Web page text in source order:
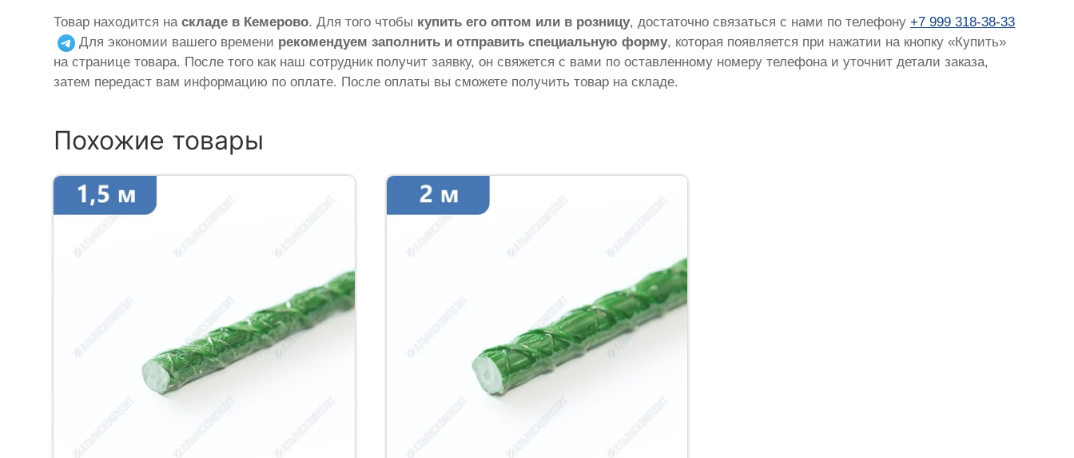
Товар находится наскладе в Кемерово. Для того чтобы купить его оптом или в розницу, достаточно связаться с нами по телефону+7 999 318-38-33
Для экономии вашего времени рекомендуем заполнить и отправить специальную форму, которая появляется при нажатии на кнопку «Купить»
на странице товара. После того как наш сотрудник получит заявку, он свяжется с вами по оставленному номеру телефона и уточнит детали заказа,
затем передаст вам информацию по оплате. После оплаты вы сможете получить товар на складе.
Похожие товары